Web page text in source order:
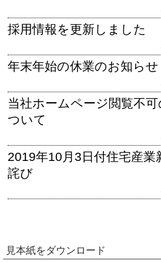
採用情報を更新しました
年末年始の休業のお知らせ
当社ホームページ閲覧不
ついて
2019年10月3日付住宅産業
詫び
見本紙をダウンロード